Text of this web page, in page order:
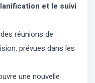
et le suivi
réunions de
prévues dans les
une nouvelle